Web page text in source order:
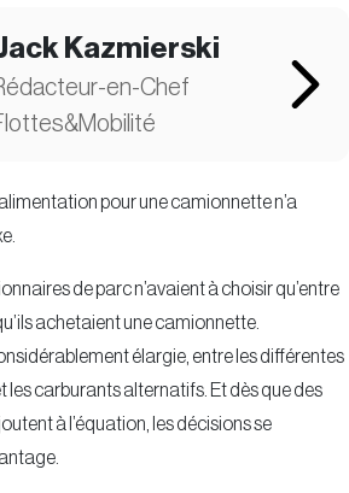
Kazmierski
en-Chef
pour une camionnette n’a
de parc n’avaient à choisir qu’entre
achetaient une camionnette.
élargie, entre les différentes
les carburants alternatifs. Et dès que des
à l’équation, les décisions se